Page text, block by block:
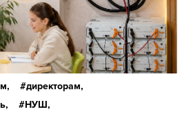
директорам,
НУШ,